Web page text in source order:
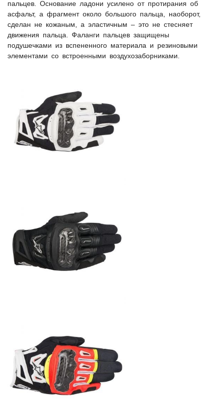
пальцев. Основание ладони усилено от протирания об
асфальт, а фрагмент около большого пальца, наоборот,
сделан не кожаным, а эластичным – это не стесняет
движения пальца. Фаланги пальцев защищены
подушечками из вспененного материала и резиновыми
элементами со встроенными воздухозаборниками.